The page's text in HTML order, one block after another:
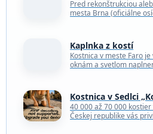
Pred rekonštrukciou
mesta Brna (oficiálne
Kaplnka z kostí
Kostnica v meste Faro
oknám a svetlom
Kostnica v Sedlci
40 000 až 70 000
Českej republike vás